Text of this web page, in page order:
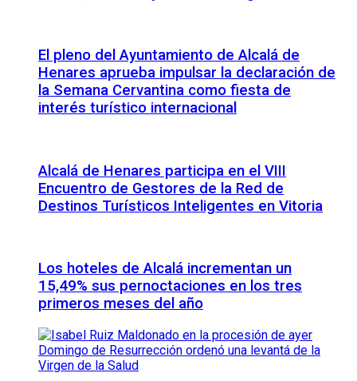
El pleno del Ayuntamiento de Alcalá de
Henares aprueba impulsar la declaración de
la Semana Cervantina como fiesta de
interés turístico internacional
Alcalá de Henares participa en el VIII
Encuentro de Gestores de la Red de
Destinos Turísticos Inteligentes en Vitoria
Los hoteles de Alcalá incrementan un
15,49% sus pernoctaciones en los tres
primeros meses del año